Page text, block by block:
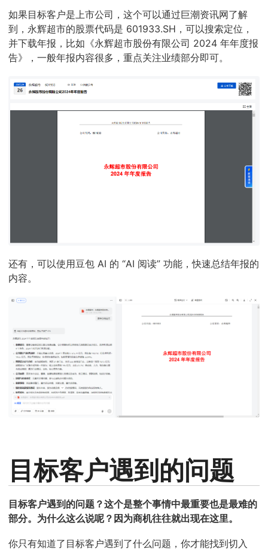
如果目标客户是上市公司，这个可以通过巨潮资讯网了解
到，永辉超市的股票代码是 601933.SH，可以搜索定位，
并下载年报，比如《永辉超市股份有限公司 2024 年年度报
告》，一般年报内容很多，重点关注业绩部分即可。
还有，可以使用豆包 AI 的 “AI 阅读” 功能，快速总结年报的
内容。
目标客户遇到的问题
目标客户遇到的问题？这个是整个事情中最重要也是最难的
部分。为什么这么说呢？因为商机往往就出现在这里。
你只有知道了目标客户遇到了什么问题，你才能找到切入